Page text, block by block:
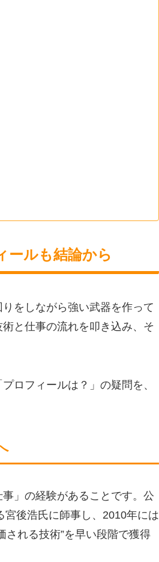
ールも結論から
をしながら強い武器を作って
と仕事の流れを叩き込み、そ
ロフィールは？」の疑問を、
」の経験があることです。公
後浩氏に師事し、2010年には
される技術”を早い段階で獲得